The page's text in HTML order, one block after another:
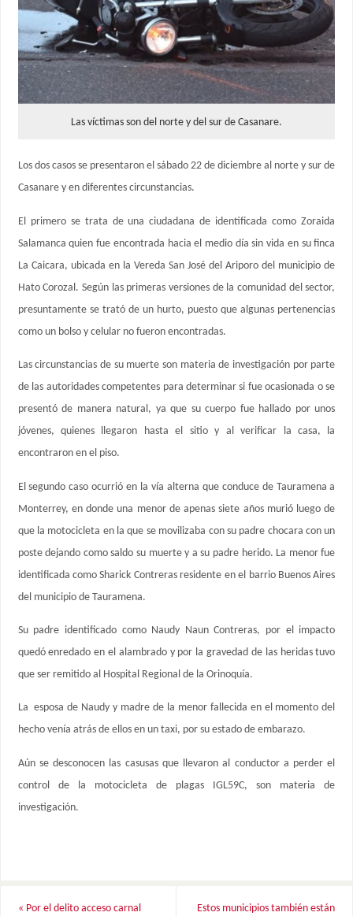
Las víctimas son del norte y del sur de Casanare.
Los dos casos se presentaron el sábado 22 de diciembre al norte y sur de
Casanare y en diferentes circunstancias.
El primero se trata de una ciudadana de identificada como Zoraida
Salamanca quien fue encontrada hacia el medio día sin vida en su finca
La Caicara, ubicada en la Vereda San José del Ariporo del municipio de
Hato Corozal. Según las primeras versiones de la comunidad del sector,
presuntamente se trató de un hurto, puesto que algunas pertenencias
como un bolso y celular no fueron encontradas.
Las circunstancias de su muerte son materia de investigación por parte
de las autoridades competentes para determinar si fue ocasionada o se
presentó de manera natural, ya que su cuerpo fue hallado por unos
jóvenes, quienes llegaron hasta el sitio y al verificar la casa, la
encontraron en el piso.
El segundo caso ocurrió en la vía alterna que conduce de Tauramena a
Monterrey, en donde una menor de apenas siete años murió luego de
que la motocicleta en la que se movilizaba con su padre chocara con un
poste dejando como saldo su muerte y a su padre herido. La menor fue
identificada como Sharick Contreras residente en el barrio Buenos Aires
del municipio de Tauramena.
Su padre identificado como Naudy Naun Contreras, por el impacto
quedó enredado en el alambrado y por la gravedad de las heridas tuvo
que ser remitido al Hospital Regional de la Orinoquía.
La esposa de Naudy y madre de la menor fallecida en el momento del
hecho venía atrás de ellos en un taxi, por su estado de embarazo.
Aún se desconocen las casusas que llevaron al conductor a perder el
control de la motocicleta de plagas IGL59C, son materia de
investigación.
« Por el delito acceso carnal
Estos municipios también están